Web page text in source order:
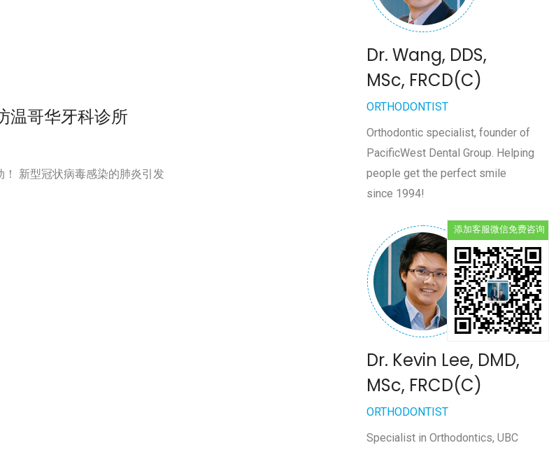
温哥华牙科诊所
！ 新型冠状病毒感染的肺炎引发
Dr. Wang, DDS,
MSc, FRCD(C)
ORTHODONTIST
Orthodontic specialist, founder of
PacificWest Dental Group. Helping
people get the perfect smile
since 1994!
Dr. Kevin Lee, DMD,
MSc, FRCD(C)
ORTHODONTIST
Specialist in Orthodontics, UBC
添加客服微信免费咨询